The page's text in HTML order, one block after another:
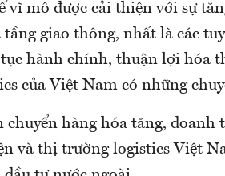
mô được cải thiện với sự
giao thông, nhất là các
hành chính, thuận lợi hóa
của Việt Nam có những
hàng hóa tăng, doanh
và thị trường logistics Việt